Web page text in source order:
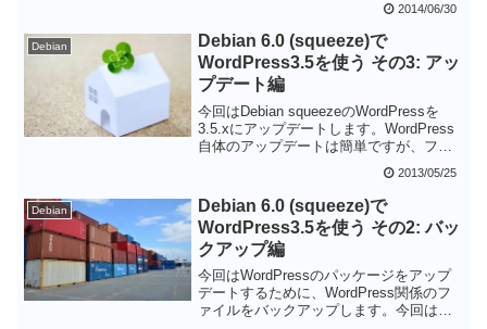
収納されているパッケージは古くなって
きています。自己責任となりますが、新
しいパッケージを使いたい人は7.0にアッ
プグレードするのもよいと思います。
2014/06/30
Debian
Debian 6.0 (squeeze)で
WordPress3.5を使う その3: アッ
プデート編
今回はDebian squeezeのWordPressを
3.5.xにアップデートします。WordPress
自体のアップデートは簡単ですが、ファ
若干の調整が必要な点が要注意です。
2013/05/25
Debian
Debian 6.0 (squeeze)で
WordPress3.5を使う その2: バッ
クアップ編
今回はWordPressのパッケージをアップ
デートするために、WordPress関係のフ
ァイルをバックアップします。今回は